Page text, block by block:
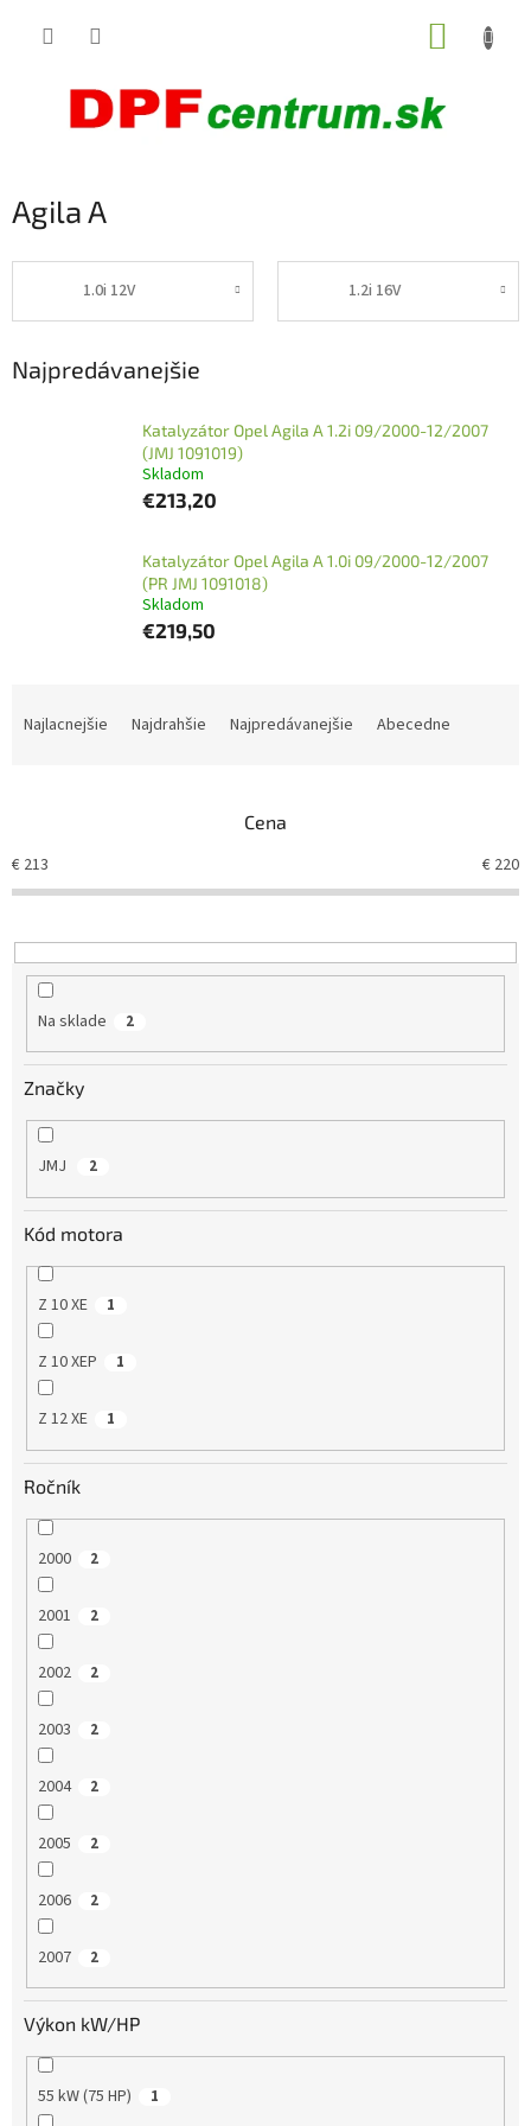
Agila A
1.0i 12V 1.2i 16V
Najpredávanejšie
Katalyzátor Opel Agila A 1.2i 09/2000-12/2007
(JMJ 1091019)
Skladom
€213,20
Katalyzátor Opel Agila A 1.0i 09/2000-12/2007
(PR JMJ 1091018)
Skladom
€219,50
e
p
r
d
Najlacnejšie Najdrahšie Najpredávanejšie Abecedne
Cena
€ 213 € 220
Na sklade 2
Značky
JMJ 2
Kód motora
Z 10 XE 1
Z 10 XEP 1
Z 12 XE 1
Ročník
2000 2
2001 2
2002 2
2003 2
2004 2
2005 2
2006 2
2007 2
Výkon kW/HP
55 kW (75 HP) 1